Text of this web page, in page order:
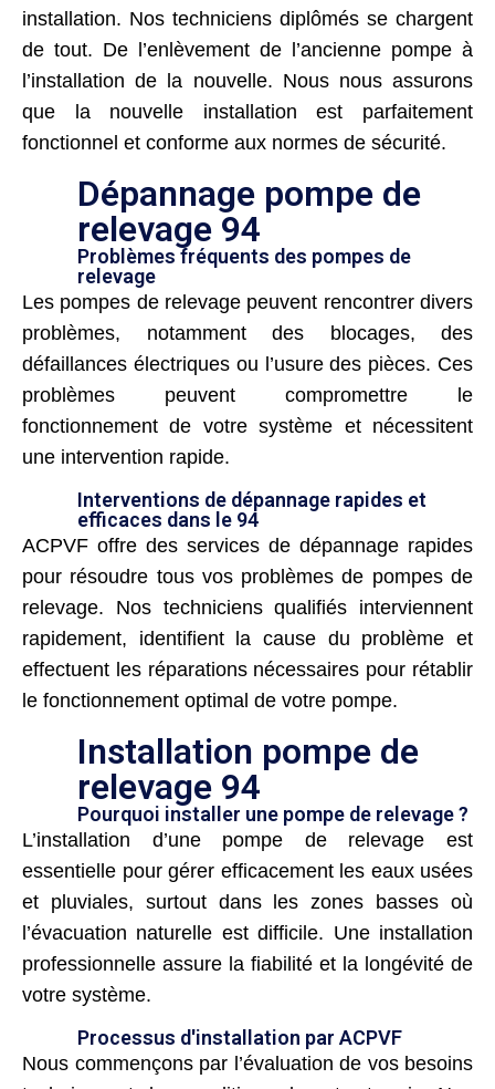
installation. Nos techniciens diplômés se chargent
de tout. De l’enlèvement de l’ancienne pompe à
l’installation de la nouvelle. Nous nous assurons
que la nouvelle installation est parfaitement
fonctionnel et conforme aux normes de sécurité.
Dépannage pompe de
relevage 94
Problèmes fréquents des pompes de
relevage
Les pompes de relevage peuvent rencontrer divers
problèmes, notamment des blocages, des
défaillances électriques ou l’usure des pièces. Ces
problèmes peuvent compromettre le
fonctionnement de votre système et nécessitent
une intervention rapide.
Interventions de dépannage rapides et
efficaces dans le 94
ACPVF offre des services de dépannage rapides
pour résoudre tous vos problèmes de pompes de
relevage. Nos techniciens qualifiés interviennent
rapidement, identifient la cause du problème et
effectuent les réparations nécessaires pour rétablir
le fonctionnement optimal de votre pompe.
Installation pompe de
relevage 94
Pourquoi installer une pompe de relevage ?
L’installation d’une pompe de relevage est
essentielle pour gérer efficacement les eaux usées
et pluviales, surtout dans les zones basses où
l’évacuation naturelle est difficile. Une installation
professionnelle assure la fiabilité et la longévité de
votre système.
Processus d'installation par ACPVF
Nous commençons par l’évaluation de vos besoins